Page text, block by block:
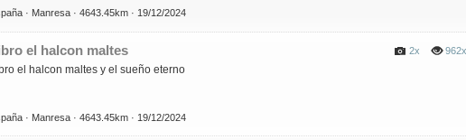
· Manresa · 4643.45km · 19/12/2024
el halcon maltes 962x
2x
el halcon maltes y el sueño eterno
· Manresa · 4643.45km · 19/12/2024